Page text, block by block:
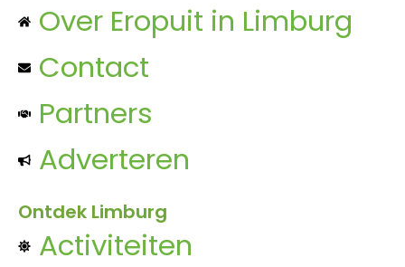
Over Eropuit in Limburg
Contact
Partners
Adverteren
Ontdek Limburg
Activiteiten